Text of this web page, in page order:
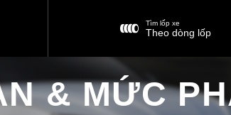
Tìm lốp xe
Theo dòng lốp
& MỨC